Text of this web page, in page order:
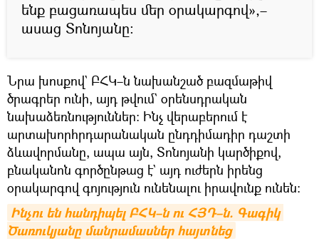
ենք բացառապես մեր օրակարգով»,–
ասաց Տոնոյանը։
Նրա խոսքով` ԲՀԿ–ն նախանշած բազմաթիվ
ծրագրեր ունի, այդ թվում` օրենսդրական
նախաձեռնություններ։ Ինչ վերաբերում է
արտախորհրդարանական ընդդիմադիր դաշտի
ձևավորմանը, ապա այն, Տոնոյանի կարծիքով,
բնականոն գործընթաց է` այդ ուժերն իրենց
օրակարգով գոյություն ունենալու իրավունք ունեն։
Ինչու են հանդիպել ԲՀԿ–ն ու ՀՅԴ–ն. Գագիկ
Ծառուկյանը մանրամասներ հայտնեց